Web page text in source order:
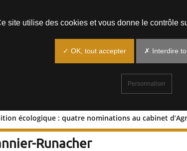
écologique : quatre nominations au cabinet
écologique : quatre
Runacher
site utilise des cookies et vous donne le contrôle
✓ OK, tout accepter ✗ Interdire
Personnaliser